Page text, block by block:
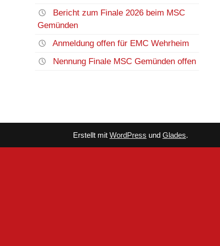
Bericht zum Finale 2026 beim MSC
Gemünden
Anmeldung offen für EMC Wehrheim
Nennung Finale MSC Gemünden offen
Erstellt mit WordPress und Glades.